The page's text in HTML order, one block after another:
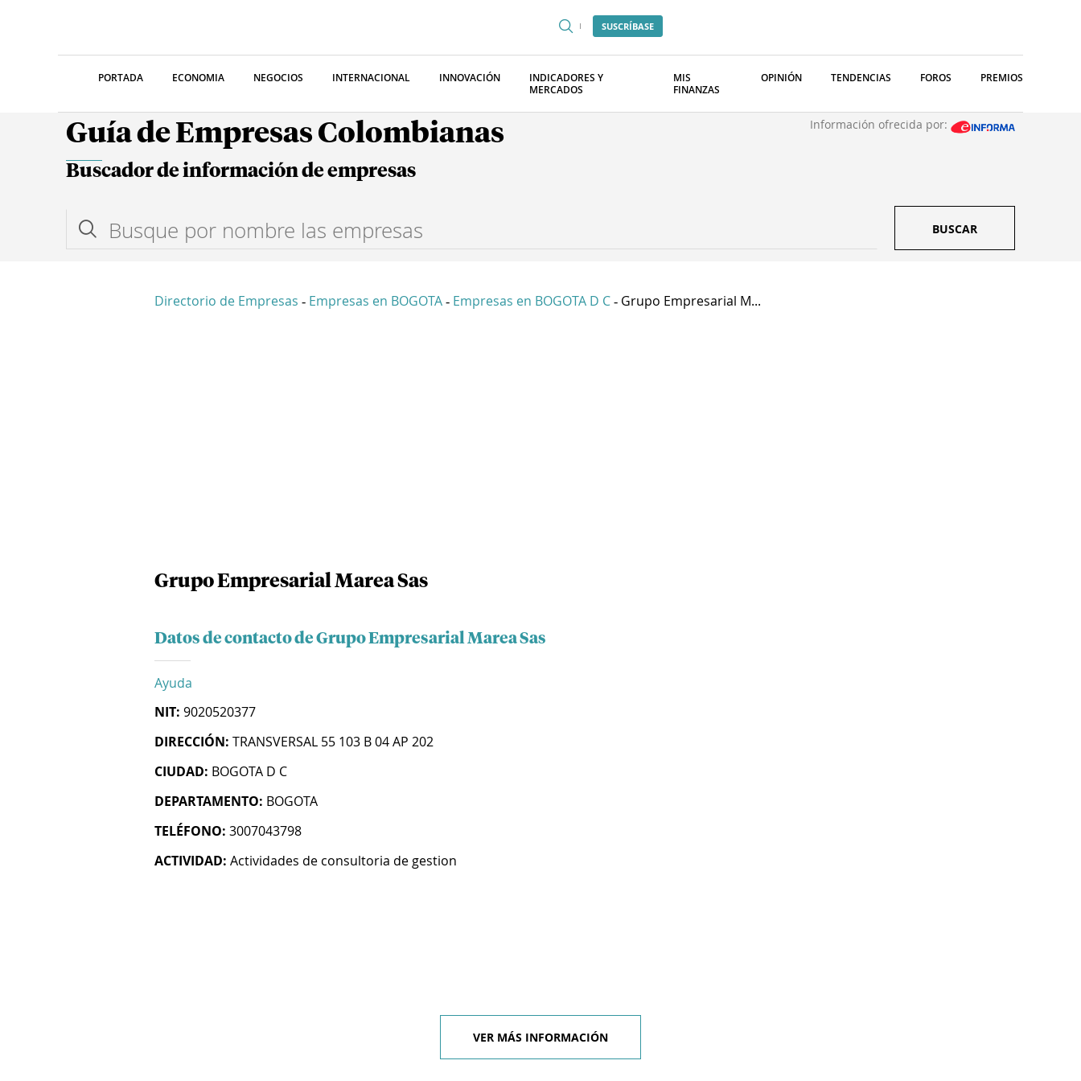
SUSCRÍBASE
PORTADA ECONOMIA NEGOCIOS INTERNACIONAL INNOVACIÓN
INDICADORES Y
MERCADOS
MIS
FINANZAS
OPINIÓN TENDENCIAS FOROS PREMIOS
Guía de Empresas Colombianas Información ofrecida por:
Buscador de información de empresas
BUSCAR
Directorio de Empresas - Empresas en BOGOTA - Empresas en BOGOTA D C - Grupo Empresarial M...
Grupo Empresarial Marea Sas
Datos de contacto de Grupo Empresarial Marea Sas
Ayuda
NIT: 9020520377
DIRECCIÓN: TRANSVERSAL 55 103 B 04 AP 202
CIUDAD: BOGOTA D C
DEPARTAMENTO: BOGOTA
TELÉFONO: 3007043798
ACTIVIDAD: Actividades de consultoria de gestion
VER MÁS INFORMACIÓN